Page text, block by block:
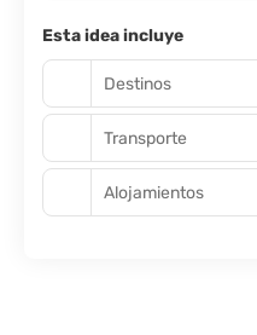
Esta idea incluye
Destinos
Transporte
Alojamientos